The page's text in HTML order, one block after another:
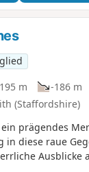
m -186 m
(Staffordshire)
ein prägendes
in diese raue
Ausblicke